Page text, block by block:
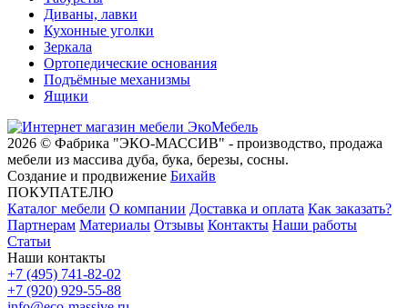
Диваны, лавки
Кухонные уголки
Зеркала
Ортопедические основания
Подъёмные механизмы
Ящики
2026 © Фабрика "ЭКО-МАССИВ" - производство, продажа
мебели из массива дуба, бука, березы, сосны.
Создание и продвижение Бихайв
ПОКУПАТЕЛЮ
Каталог мебели О компании Доставка и оплата Как заказать?
Партнерам Материалы Отзывы Контакты Наши работы
Статьи
Наши контакты
+7 (495) 741-82-02
+7 (920) 929-55-88